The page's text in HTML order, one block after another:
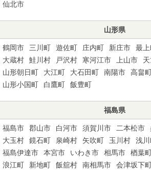
仙北市
山形県
鶴岡市 三川町 遊佐町 庄内町 新庄市 最
大蔵村
鮭川村 戸沢村 寒河江市 上山市
山形朝日町
大江町 大石田町 南陽市 高畠
山形小国町
白鷹町 飯豊町
福島県
福島市 郡山市 白河市 須賀川市 二本松市
大玉村
鏡石町 泉崎村 矢吹町 玉川村 浅
福島伊達市
本宮市 いわき市 相馬市 楢葉
浪江町
新地町 飯舘村 南相馬市 会津坂下